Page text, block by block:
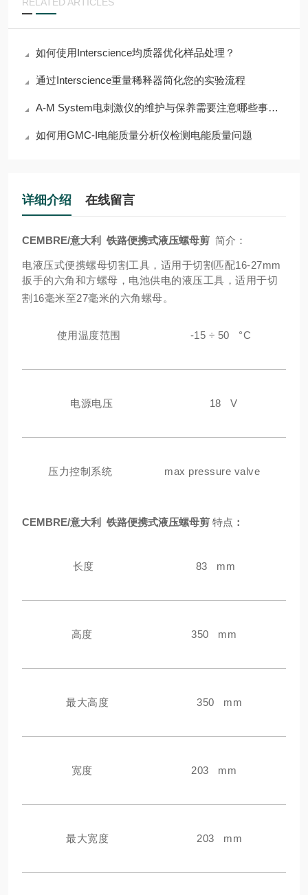
如何使用Interscience均质器优化样品处理？
通过Interscience重量稀释器简化您的实验流程
A-M System电刺激仪的维护与保养需要注意哪些事项？
如何用GMC-I电能质量分析仪检测电能质量问题
详细介绍 在线留言
CEMBRE/意大利 铁路便携式液压螺母剪 简介：
电液压式便携螺母切割工具，适用于切割匹配16-27mm
扳手的六角和方螺母，电池供电的液压工具，适用于切
割16毫米至27毫米的六角螺母。
使用温度范围 -15 ÷ 50 °C
电源电压 18 V
压力控制系统 max pressure valve
CEMBRE/意大利 铁路便携式液压螺母剪 特点 ：
长度 83 mm
高度 350 mm
最大高度 350 mm
宽度 203 mm
最大宽度 203 mm